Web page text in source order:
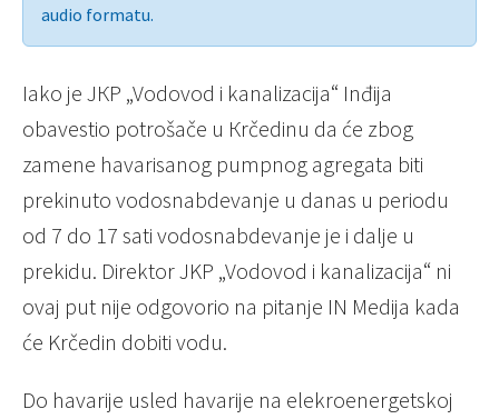
audio formatu.
Iako je JКP „Vodovod i kanalizacija“ Inđija
obavestio potrošače u Кrčedinu da će zbog
zamene havarisanog pumpnog agregata biti
prekinuto vodosnabdevanje u danas u periodu
od 7 do 17 sati vodosnabdevanje je i dalje u
prekidu. Direktor JKP „Vodovod i kanalizacija“ ni
ovaj put nije odgovorio na pitanje IN Medija kada
će Krčedin dobiti vodu.
Do havarije usled havarije na elekroenergetskoj